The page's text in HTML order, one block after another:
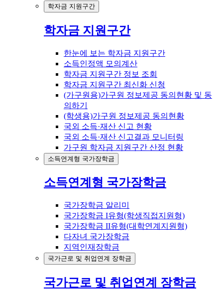
학자금 지원구간
학자금 지원구간
한눈에 보는 학자금 지원구간
소득인정액 모의계산
학자금 지원구간 정보 조회
학자금 지원구간 최신화 신청
(가구원용)가구원 정보제공 동의현황 및 동
의하기
(학생용)가구원 정보제공 동의현황
국외 소득·재산 신고 현황
국외 소득·재산 신고결과 모니터링
가구원 학자금 지원구간 산정 현황
소득연계형 국가장학금
소득연계형 국가장학금
국가장학금 알리미
국가장학금 I유형(학생직접지원형)
국가장학금 II유형(대학연계지원형)
다자녀 국가장학금
지역인재장학금
국가근로 및 취업연계 장학금
국가근로 및 취업연계 장학금